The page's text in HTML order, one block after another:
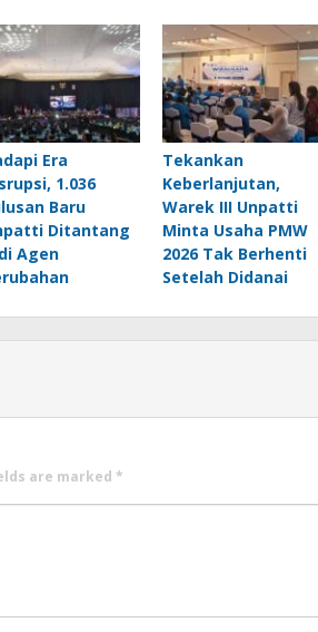
Era
1.036
Baru
Ditantang
Agen
Tekankan
Keberlanjutan,
Warek III Unpatti
Minta Usaha PMW
2026 Tak Berhenti
Setelah Didanai
are marked *